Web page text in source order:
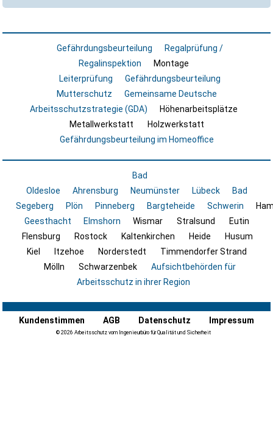
Gefährdungsbeurteilung
Regalprüfung /
Regalinspektion
Montage
Leiterprüfung
Gefährdungsbeurteilung
Mutterschutz
Gemeinsame Deutsche
Arbeitsschutzstrategie (GDA)
Höhenarbeitsplätze
Metallwerkstatt
Holzwerkstatt
Gefährdungsbeurteilung im Homeoffice
Bad
Oldesloe
Ahrensburg Neumünster Lübeck
Bad
Segeberg
Plön Pinneberg Bargteheide Schwerin
Geesthacht
Elmshorn Wismar Stralsund
Eutin
Flensburg
Rostock Kaltenkirchen Heide
Husum
Kiel
Itzehoe Norderstedt
Timmendorfer Strand
Mölln
Schwarzenbek
Aufsichtbehörden für
Arbeitsschutz in ihrer Region
Kundenstimmen AGB Datenschutz Impressum
© 2026 Arbeitsschutz vom Ingenieurbüro für Qualität und Sicherheit